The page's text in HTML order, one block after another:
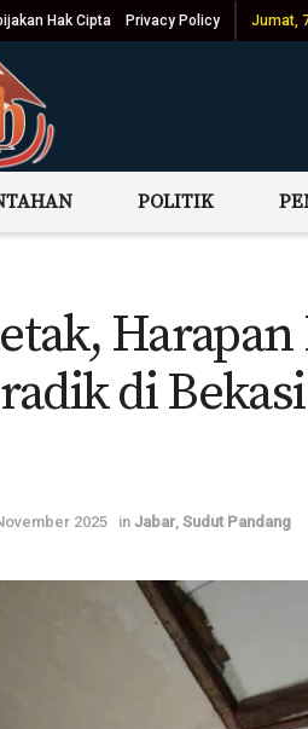
Hak Cipta Privacy Policy Jumat,
POLITIK
di
2025 in Jabar Sudut Pandang